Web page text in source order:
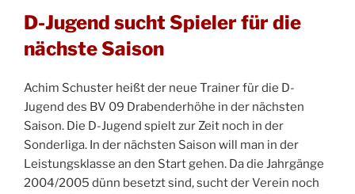
D-Jugend sucht Spieler für die
nächste Saison
Achim Schuster heißt der neue Trainer für die D-
Jugend des BV 09 Drabenderhöhe in der nächsten
Saison. Die D-Jugend spielt zur Zeit noch in der
Sonderliga. In der nächsten Saison will man in der
Leistungsklasse an den Start gehen. Da die Jahrgänge
2004/2005 dünn besetzt sind, sucht der Verein noch